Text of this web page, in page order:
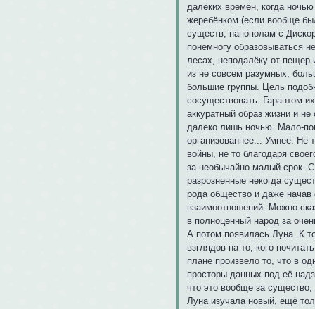
далёких времён, когда
жеребёнком (если вообще
существ, напополам с
понемногу образовываться
лесах, неподалёку от пещер
из не совсем разумных,
большие группы. Цель
сосуществовать. Гарантом
аккуратный образ жизни и
далеко лишь ночью. Мало-
организованнее... Умнее. Не
войны, не то благодаря
за необычайно малый срок.
разрозненные некогда
рода общество и даже
взаимоотношений. Можно
в полноценный народ за
А потом появилась Луна. К
взглядов на то, кого
плане произвело то, что в
просторы данных под её
что это вообще за существо,
Луна изучала новый, ещё